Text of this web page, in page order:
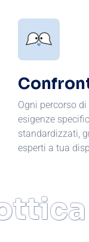
Ogni percorso
esigenze
standardizzati,
esperti a tua